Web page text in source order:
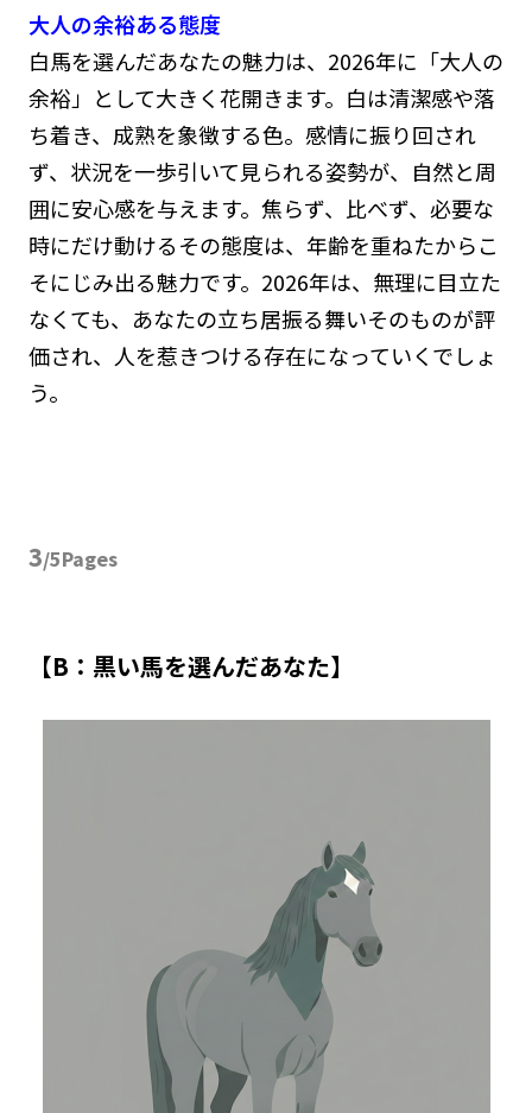
大人の余裕ある態度
白馬を選んだあなたの魅力は、2026年に「大人の
余裕」として大きく花開きます。白は清潔感や落
ち着き、成熟を象徴する色。感情に振り回され
ず、状況を一歩引いて見られる姿勢が、自然と周
囲に安心感を与えます。焦らず、比べず、必要な
時にだけ動けるその態度は、年齢を重ねたからこ
そにじみ出る魅力です。2026年は、無理に目立た
なくても、あなたの立ち居振る舞いそのものが評
価され、人を惹きつける存在になっていくでしょ
う。
3/5Pages
【B：黒い馬を選んだあなた】